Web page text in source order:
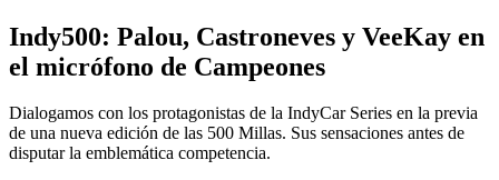
Indy500: Palou, Castroneves y VeeKay en
el micrófono de Campeones
Dialogamos con los protagonistas de la IndyCar Series en la previa
de una nueva edición de las 500 Millas. Sus sensaciones antes de
disputar la emblemática competencia.